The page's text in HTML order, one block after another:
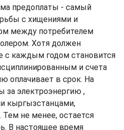
предоплаты - самый
с хищениями и
между потребителем
Хотя должен
с каждым годом становится
и счета
оплачивает в срок. На
за электроэнергию ,
кыргызстанцами,
Тем не менее, остается
В настоящее время